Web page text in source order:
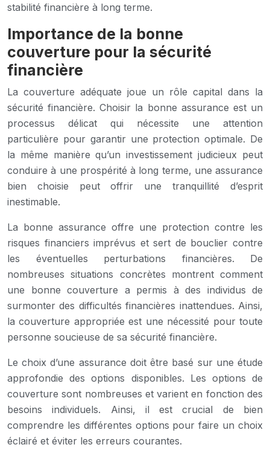
stabilité financière à long terme.
Importance de la bonne
couverture pour la sécurité
financière
La couverture adéquate joue un rôle capital dans la
sécurité financière. Choisir la bonne assurance est un
processus délicat qui nécessite une attention
particulière pour garantir une protection optimale. De
la même manière qu’un investissement judicieux peut
conduire à une prospérité à long terme, une assurance
bien choisie peut offrir une tranquillité d’esprit
inestimable.
La bonne assurance offre une protection contre les
risques financiers imprévus et sert de bouclier contre
les éventuelles perturbations financières. De
nombreuses situations concrètes montrent comment
une bonne couverture a permis à des individus de
surmonter des difficultés financières inattendues. Ainsi,
la couverture appropriée est une nécessité pour toute
personne soucieuse de sa sécurité financière.
Le choix d’une assurance doit être basé sur une étude
approfondie des options disponibles. Les options de
couverture sont nombreuses et varient en fonction des
besoins individuels. Ainsi, il est crucial de bien
comprendre les différentes options pour faire un choix
éclairé et éviter les erreurs courantes.